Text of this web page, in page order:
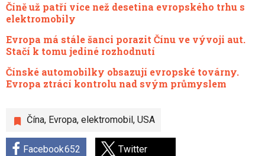
Čína, Evropa, elektromobil , USA
Facebook652 Twitter
Číně už patří více než desetina evropského trhu s
elektromobily
Evropa má stále šanci porazit Čínu ve vývoji aut.
Stačí k tomu jediné rozhodnutí
Čínské automobilky obsazují evropské továrny.
Evropa ztrácí kontrolu nad svým průmyslem